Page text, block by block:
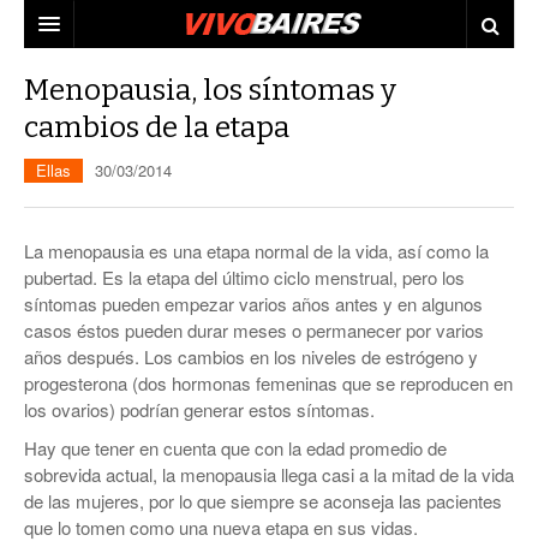
PAÍS
CONURBANO
ECONOMÍA
JUDICIALES
AGENDA
MUNDO
TECNO
VIDEOS
Menopausia, los síntomas y
cambios de la etapa
Ellas 30/03/2014
La menopausia es una etapa normal de la vida, así como la
pubertad. Es la etapa del último ciclo menstrual, pero los
síntomas pueden empezar varios años antes y en algunos
casos éstos pueden durar meses o permanecer por varios
años después. Los cambios en los niveles de estrógeno y
progesterona (dos hormonas femeninas que se reproducen en
los ovarios) podrían generar estos síntomas.
Hay que tener en cuenta que con la edad promedio de
sobrevida actual, la menopausia llega casi a la mitad de la vida
de las mujeres, por lo que siempre se aconseja las pacientes
que lo tomen como una nueva etapa en sus vidas.